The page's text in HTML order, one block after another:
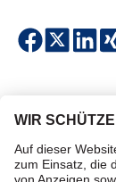
Einfach &